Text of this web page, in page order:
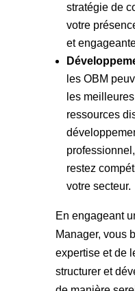
stratégie de
votre
et
les OBM
les
ressources
restez
votre secteur.
En engageant
Manager, vous
expertise et de
structurer et